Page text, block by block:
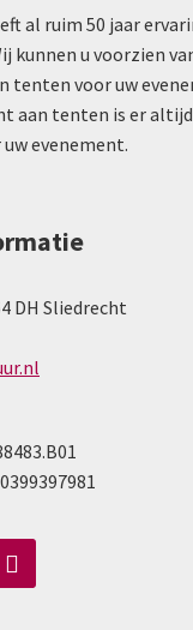
al ruim 50 jaar
kunnen u voorzien
tenten voor uw
aan tenten is er
evenement.
DH Sliedrecht